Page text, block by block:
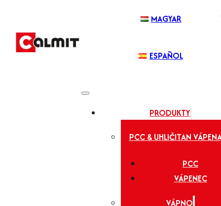
MAGYAR
ESPAÑOL
PRODUKTY
PCC & UHLIČITAN
PCC
VÁPENEC
VÁPNO